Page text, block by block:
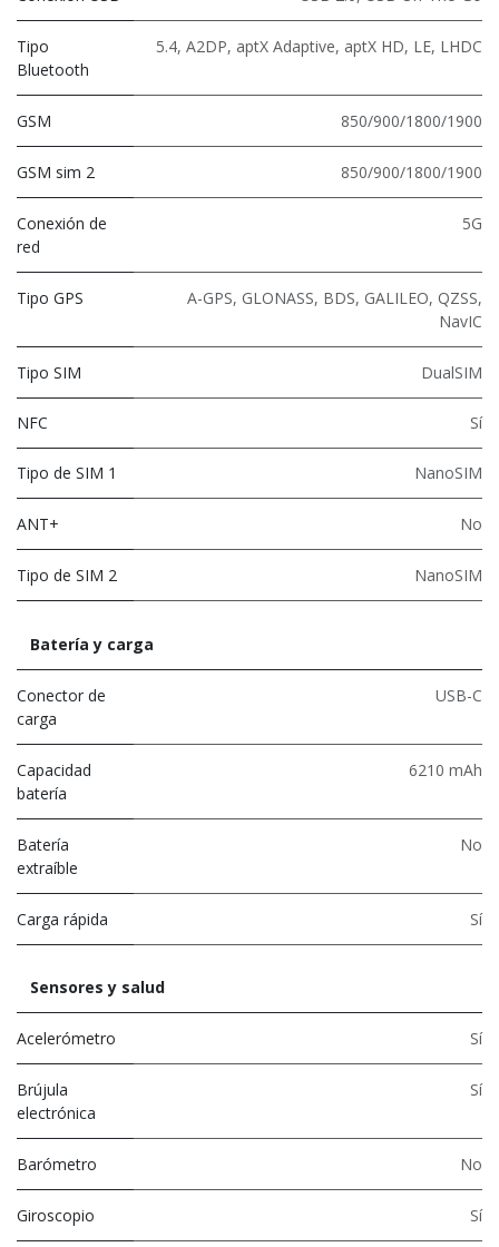
Tipo
Bluetooth
5.4, A2DP, aptX Adaptive, aptX HD, LE, LHDC
GSM 850/900/1800/1900
GSM sim 2 850/900/1800/1900
Conexión de
red
5G
Tipo GPS
A-GPS, GLONASS, BDS, GALILEO, QZSS,
NavIC
Tipo SIM DualSIM
NFC Sí
Tipo de SIM 1 NanoSIM
ANT+ No
Tipo de SIM 2 NanoSIM
Batería y carga
Conector de
carga
USB-C
Capacidad
batería
6210 mAh
Batería
extraíble
No
Carga rápida Sí
Sensores y salud
Acelerómetro Sí
Brújula
electrónica
Sí
Barómetro No
Giroscopio Sí